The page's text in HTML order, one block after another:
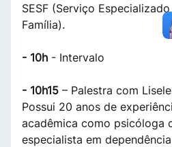
SESF (Serviço
Família).
- 10h - Intervalo
- 10h15 – Palestra com
Possui 20 anos de
acadêmica como psicóloga
especialista em